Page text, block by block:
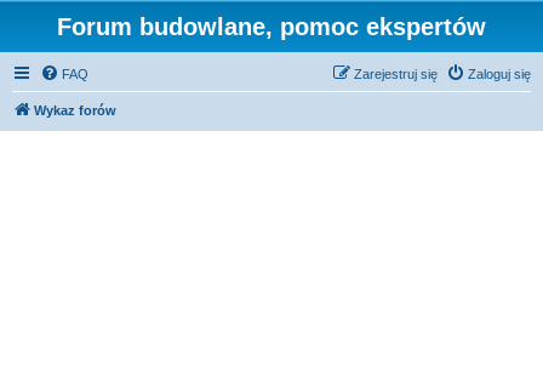
Forum budowlane, pomoc ekspertów
FAQ Zaloguj się
Zarejestruj się
Wykaz forów